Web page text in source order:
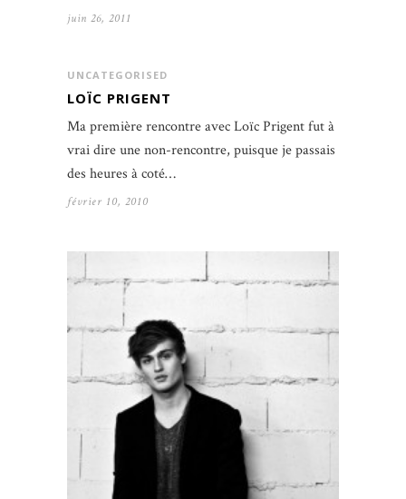
juin 26, 2011
UNCATEGORISED
LOÏC PRIGENT
Ma première rencontre avec Loïc Prigent fut à
vrai dire une non-rencontre, puisque je passais
des heures à coté…
février 10, 2010